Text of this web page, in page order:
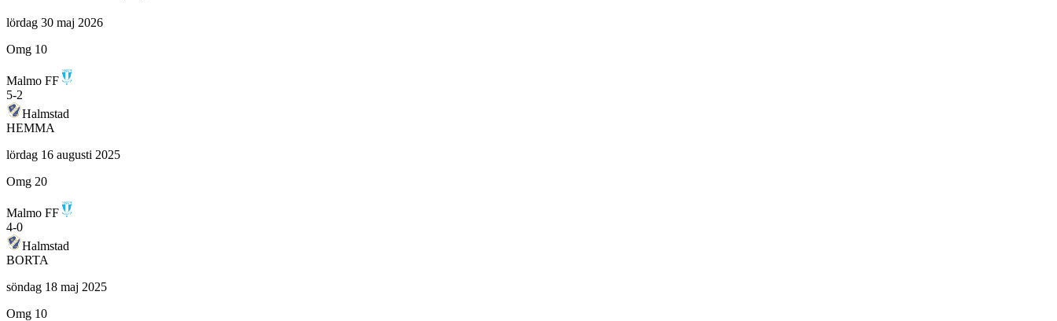
lördag 30 maj 2026
Omg 10
Malmo FF
5-2
Halmstad
HEMMA
lördag 16 augusti 2025
Omg 20
Malmo FF
4-0
Halmstad
BORTA
söndag 18 maj 2025
Omg 10